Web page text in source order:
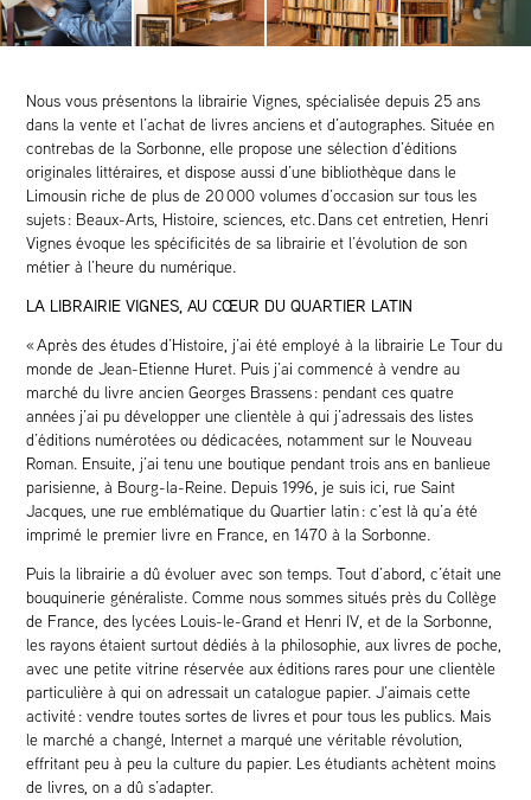
Nous vous présentons la librairie Vignes, spécialisée depuis 25 ans
dans la vente et l’achat de livres anciens et d’autographes. Située en
contrebas de la Sorbonne, elle propose une sélection d’éditions
originales littéraires, et dispose aussi d’une bibliothèque dans le
Limousin riche de plus de 20 000 volumes d’occasion sur tous les
sujets : Beaux-Arts, Histoire, sciences, etc.Dans cet entretien, Henri
Vignes évoque les spécificités de sa librairie et l’évolution de son
métier à l’heure du numérique.
LA LIBRAIRIE VIGNES, AU CŒUR DU QUARTIER LATIN
« Après des études d’Histoire, j’ai été employé à la librairie Le Tour du
monde de Jean-Etienne Huret. Puis j’ai commencé à vendre au
marché du livre ancien Georges Brassens : pendant ces quatre
années j’ai pu développer une clientèle à qui j’adressais des listes
d’éditions numérotées ou dédicacées, notamment sur le Nouveau
Roman. Ensuite, j’ai tenu une boutique pendant trois ans en banlieue
parisienne, à Bourg-la-Reine. Depuis 1996, je suis ici, rue Saint
Jacques, une rue emblématique du Quartier latin : c’est là qu’a été
imprimé le premier livre en France, en 1470 à la Sorbonne.
Puis la librairie a dû évoluer avec son temps. Tout d’abord, c’était une
bouquinerie généraliste. Comme nous sommes situés près du Collège
de France, des lycées Louis-le-Grand et Henri IV, et de la Sorbonne,
les rayons étaient surtout dédiés à la philosophie, aux livres de poche,
avec une petite vitrine réservée aux éditions rares pour une clientèle
particulière à qui on adressait un catalogue papier. J’aimais cette
activité : vendre toutes sortes de livres et pour tous les publics. Mais
le marché a changé, Internet a marqué une véritable révolution,
effritant peu à peu la culture du papier. Les étudiants achètent moins
de livres, on a dû s’adapter.